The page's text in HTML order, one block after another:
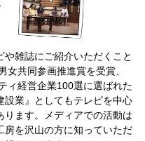
雑誌にご紹介いただくこと
共同参画推進賞を受賞、
ィ経営企業100選に選ばれた
設業』としてもテレビを中心
ります。メディアでの活動は
房を沢山の方に知っていただ